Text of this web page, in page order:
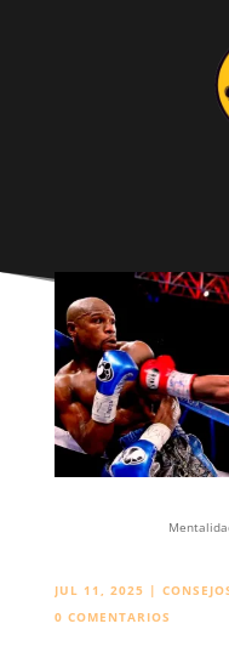
JUL 11, 2025 |
0 COMENTARIOS